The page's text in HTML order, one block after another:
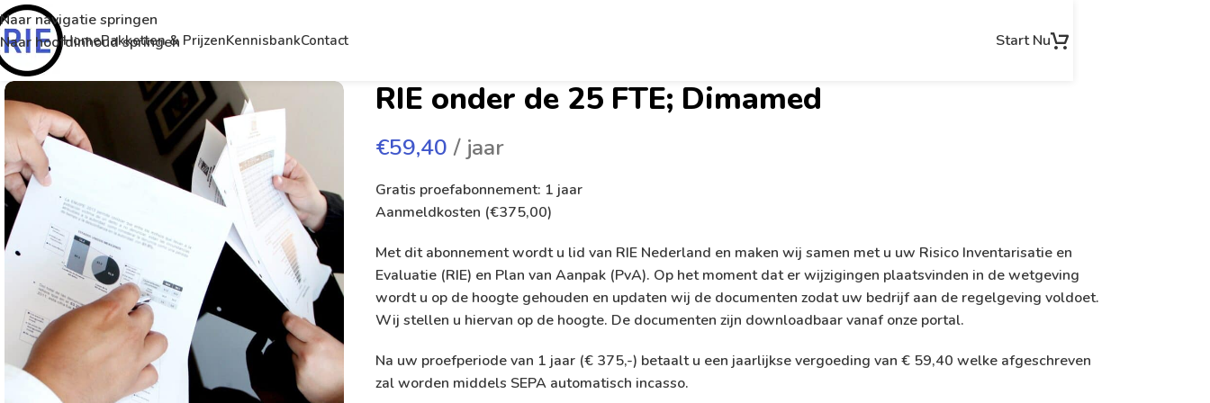
Naar navigatie springen
Naar hoofdinhoud springen
HomePakketten & PrijzenKennisbankContact Start Nu
RIE onder de 25 FTE; Dimamed
€59,40 / jaar
Gratis proefabonnement: 1 jaar
Aanmeldkosten (€375,00)
Met dit abonnement wordt u lid van RIE Nederland en maken wij samen met u uw Risico Inventarisatie en
Evaluatie (RIE) en Plan van Aanpak (PvA). Op het moment dat er wijzigingen plaatsvinden in de wetgeving
wordt u op de hoogte gehouden en updaten wij de documenten zodat uw bedrijf aan de regelgeving voldoet.
Wij stellen u hiervan op de hoogte. De documenten zijn downloadbaar vanaf onze portal.
Na uw proefperiode van 1 jaar (€ 375,-) betaalt u een jaarlijkse vergoeding van € 59,40 welke afgeschreven
zal worden middels SEPA automatisch incasso.